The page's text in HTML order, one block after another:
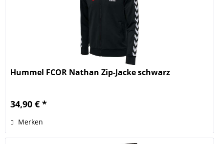
Hummel FCOR Nathan Zip-Jacke schwarz
34,90 € *
Merken